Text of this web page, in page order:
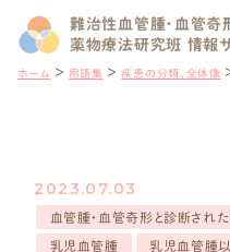
難治性血管腫・血管奇
薬物療法研究班 情報
ホーム ＞ 用語集 ＞疾患の分類、全体像
2023.07.03
血管腫・血管奇形と診断され
乳児血管腫 乳児血管腫